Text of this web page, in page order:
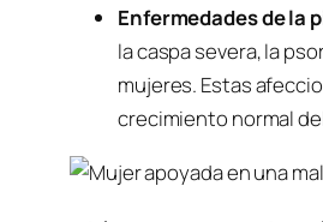
Enfermedades de la
la caspa severa, la
mujeres. Estas
crecimiento normal